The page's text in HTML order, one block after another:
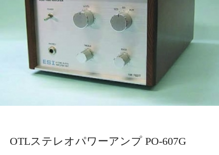
OTLステレオパワーアンプ PO-607G